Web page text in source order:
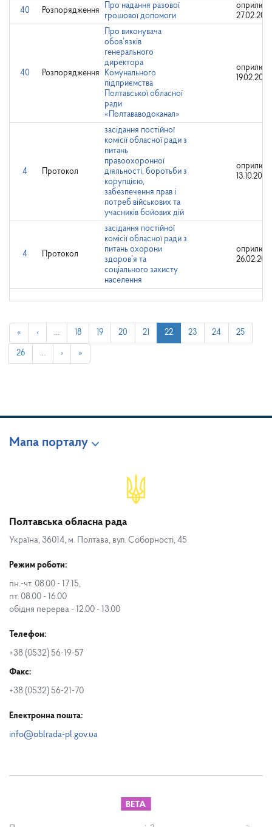
40 Розпорядження
Про надання разової
грошової допомоги
40 Розпорядження
Про виконувача
обов’язків
генерального
директора
Комунального
підприємства
Полтавської обласної
ради
«Полтававодоканал»
19.02.2024
4 Протокол
засідання постійної
комісії обласної ради з
питань
правоохоронної
діяльності, боротьби з
корупцією,
забезпечення прав і
потреб військових та
учасників бойових дій
13.10.2021
4 Протокол
засідання постійної
комісії обласної ради з
питань охорони
здоров’я та
соціального захисту
населення
26.02.2021
« ‹ … 18 19 20 21 22 23 24 25
26 … › »
Мапа порталу
Полтавська обласна рада
Україна, 36014, м. Полтава, вул. Соборності, 45
Режим роботи:
пн.-чт. 08.00 - 17.15,
пт. 08.00 - 16.00
обідня перерва - 12.00 - 13.00
Телефон:
+38 (0532) 56-19-57
Факс:
+38 (0532) 56-21-70
Електронна пошта:
info@oblrada-pl.gov.ua